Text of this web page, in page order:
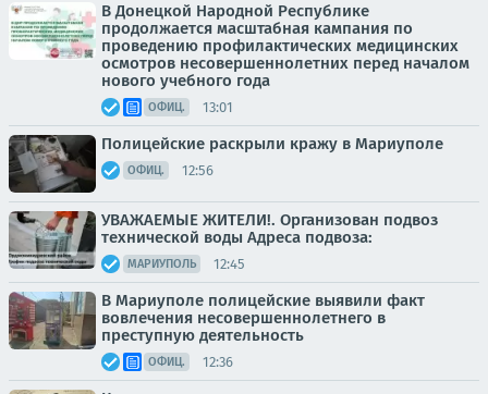
В Донецкой Народной Республике
продолжается масштабная кампания по
проведению профилактических медицинских
осмотров несовершеннолетних перед началом
нового учебного года
ОФИЦ. 13:01
Полицейские раскрыли кражу в Мариуполе
ОФИЦ. 12:56
УВАЖАЕМЫЕ ЖИТЕЛИ!. Организован подвоз
технической воды Адреса подвоза:
МАРИУПОЛЬ 12:45
В Мариуполе полицейские выявили факт
вовлечения несовершеннолетнего в
преступную деятельность
ОФИЦ. 12:36